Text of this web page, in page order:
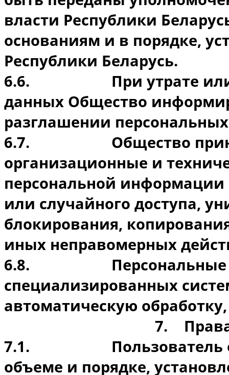
власти Республики
основаниям и в порядке,
Республики Беларусь.
6.6.
При утрате
данных Общество
разглашении
6.7.
Общество
организационные и
персональной информации
или случайного доступа,
блокирования,
иных неправомерных
6.8.
специализированных
автоматическую
7.
7.1.
объеме и порядке,